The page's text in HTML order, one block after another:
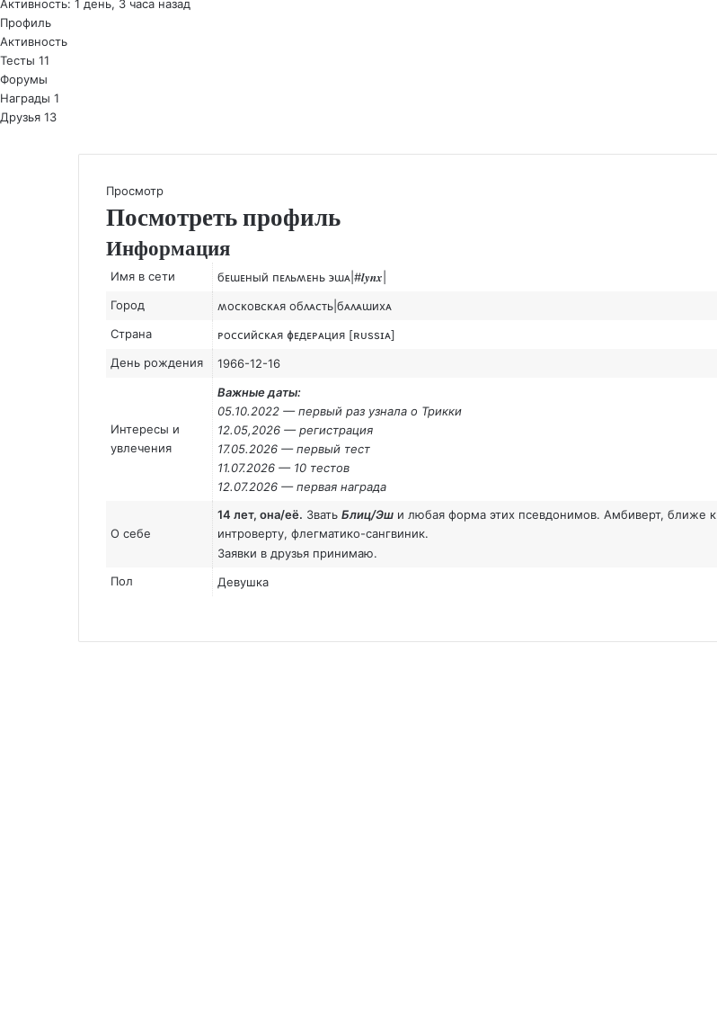
Активность: 1 день, 3 часа назад
Профиль
Активность
Тесты 11
Форумы
Награды 1
Друзья 13
Просмотр
Посмотреть профиль
Информация
Имя в сети
бᴇɯᴇный ᴨᴇᴧьʍᴇнь ϶ɯᴀ|#𝒍𝒚𝒏𝒙|
Город
ʍоᴄᴋоʙᴄᴋᴀя обᴧᴀᴄᴛь|бᴀᴧᴀɯихᴀ
Страна
ᴩоᴄᴄийᴄᴋᴀя ɸᴇдᴇᴩᴀция [ʀᴜssɪᴀ]
День рождения
1966-12-16
Интересы и
увлечения
Важные даты:
05.10.2022 — первый раз узнала о Трикки
12.05,2026 — регистрация
17.05.2026 — первый тест
11.07.2026 — 10 тестов
12.07.2026 — первая награда
О себе
14 лет, она/её. ЗватьБлиц/Эш и любая форма этих псевдонимов. Амбиверт, ближе к
интроверту, флегматико-сангвиник.
Заявки в друзья принимаю.
Пол
Девушка